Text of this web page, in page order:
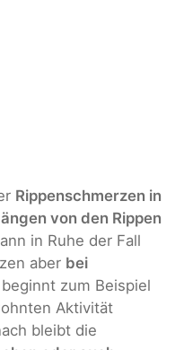
Rippenschmerzen in
von den Rippen
in Ruhe der Fall
aber bei
zum Beispiel
Aktivität
bleibt die